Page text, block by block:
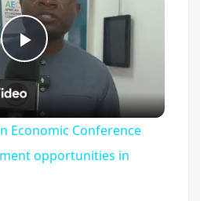
Play
Video
Economic Conference
opportunities in